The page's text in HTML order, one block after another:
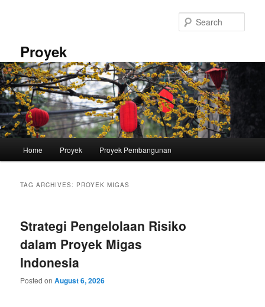
Proyek
Home Proyek Proyek Pembangunan
TAG ARCHIVES: PROYEK MIGAS
Strategi Pengelolaan Risiko
dalam Proyek Migas
Indonesia
Posted onAugust 6, 2026